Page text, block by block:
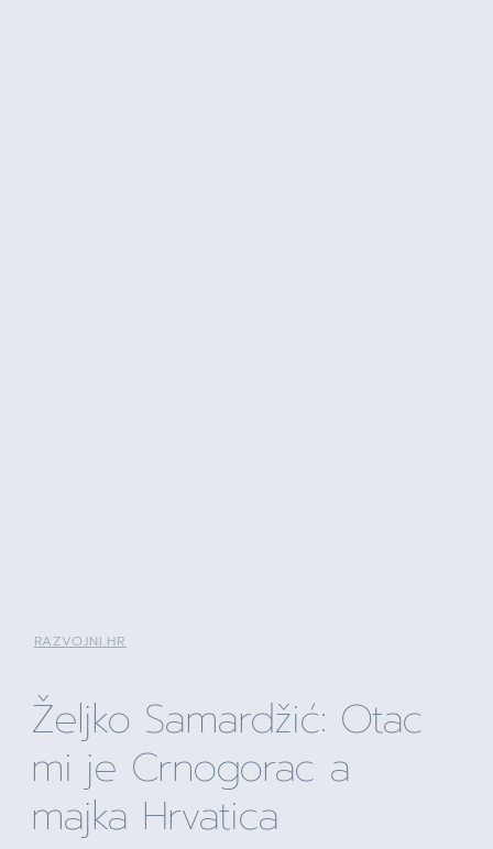
RAZVOJNI.HR
Željko Samardžić: Otac
mi je Crnogorac a
majka Hrvatica